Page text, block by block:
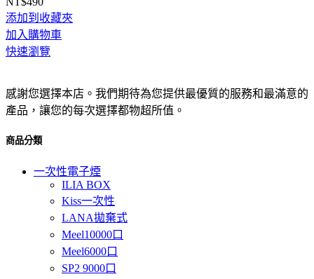
添加到收藏夾
加入購物車
快速瀏覽
感謝您選擇本店。我們期待為您提供最優質的服務和最滿意的
產品，讓您的每次選擇都物超所值。
商品分類
一次性電子煙
ILIA BOX
Kiss一次性
LANA拋棄式
Meel10000口
Meel6000口
SP2 9000口